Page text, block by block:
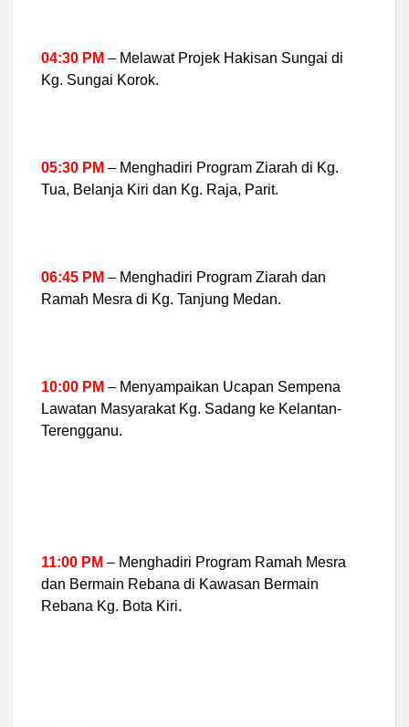
04:30 PM – Melawat Projek Hakisan Sungai di
Kg. Sungai Korok.
05:30 PM – Menghadiri Program Ziarah di Kg.
Tua, Belanja Kiri dan Kg. Raja, Parit.
06:45 PM – Menghadiri Program Ziarah dan
Ramah Mesra di Kg. Tanjung Medan.
10:00 PM – Menyampaikan Ucapan Sempena
Lawatan Masyarakat Kg. Sadang ke Kelantan-
Terengganu.
11:00 PM – Menghadiri Program Ramah Mesra
dan Bermain Rebana di Kawasan Bermain
Rebana Kg. Bota Kiri.